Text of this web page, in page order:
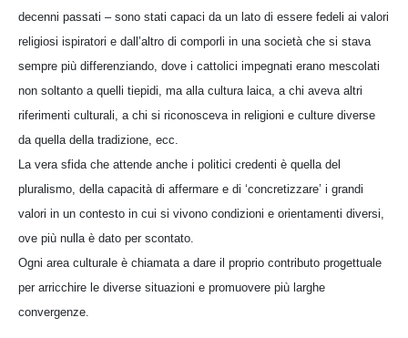
decenni passati – sono stati capaci da un lato di essere fedeli ai valori
religiosi ispiratori e dall’altro di comporli in una società che si stava
sempre più differenziando, dove i cattolici impegnati erano mescolati
non soltanto a quelli tiepidi, ma alla cultura laica, a chi aveva altri
riferimenti culturali, a chi si riconosceva in religioni e culture diverse
da quella della tradizione, ecc.
La vera sfida che attende anche i politici credenti è quella del
pluralismo, della capacità di affermare e di ‘concretizzare’ i grandi
valori in un contesto in cui si vivono condizioni e orientamenti diversi,
ove più nulla è dato per scontato.
Ogni area culturale è chiamata a dare il proprio contributo progettuale
per arricchire le diverse situazioni e promuovere più larghe
convergenze.